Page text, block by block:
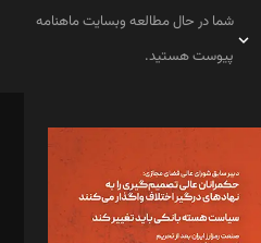
شما در حال مطالعه وبسایت ماهنامه
پیوست هستید.